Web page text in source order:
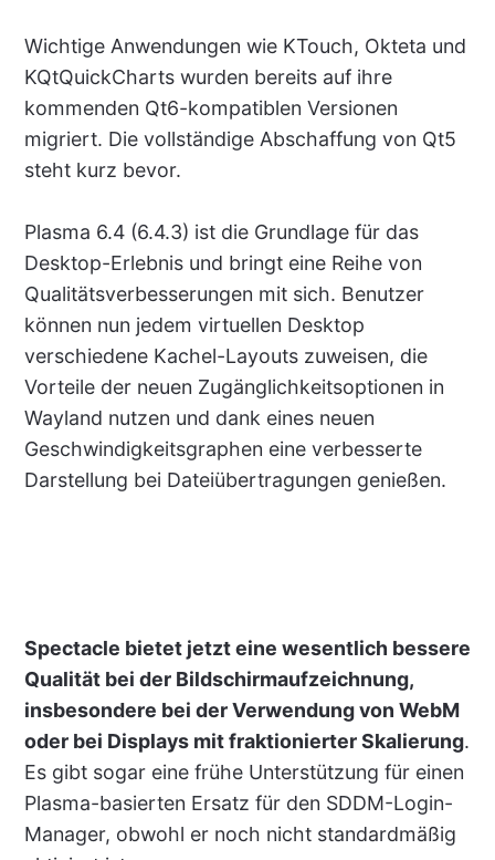
Wichtige Anwendungen wie KTouch, Okteta und
KQtQuickCharts wurden bereits auf ihre
kommenden Qt6-kompatiblen Versionen
migriert. Die vollständige Abschaffung von Qt5
steht kurz bevor.
Plasma 6.4 (6.4.3) ist die Grundlage für das
Desktop-Erlebnis und bringt eine Reihe von
Qualitätsverbesserungen mit sich. Benutzer
können nun jedem virtuellen Desktop
verschiedene Kachel-Layouts zuweisen, die
Vorteile der neuen Zugänglichkeitsoptionen in
Wayland nutzen und dank eines neuen
Geschwindigkeitsgraphen eine verbesserte
Darstellung bei Dateiübertragungen genießen.
Spectacle bietet jetzt eine wesentlich bessere
Qualität bei der Bildschirmaufzeichnung,
insbesondere bei der Verwendung von WebM
oder bei Displays mit fraktionierter Skalierung.
Es gibt sogar eine frühe Unterstützung für einen
Plasma-basierten Ersatz für den SDDM-Login-
Manager, obwohl er noch nicht standardmäßig